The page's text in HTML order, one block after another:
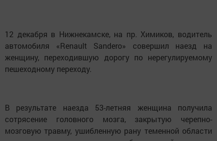
12 декабря в Нижнекамске, на пр. Химиков, водитель
автомобиля «Renault Sandero» совершил наезд на
женщину, переходившую дорогу по нерегулируемому
пешеходному переходу.
В результате наезда 53-летняя женщина получила
сотрясение головного мозга, закрытую черепно-
мозговую травму, ушибленную рану теменной области